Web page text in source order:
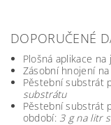
DOPORUČENÉ
Plošná aplikace
Zásobní hnojení
Pěstební substrát
substrátu
Pěstební substrát
období: 3 g na litr